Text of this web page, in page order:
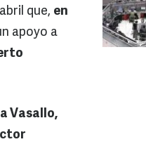
que, en
apoyo a
Vasallo,